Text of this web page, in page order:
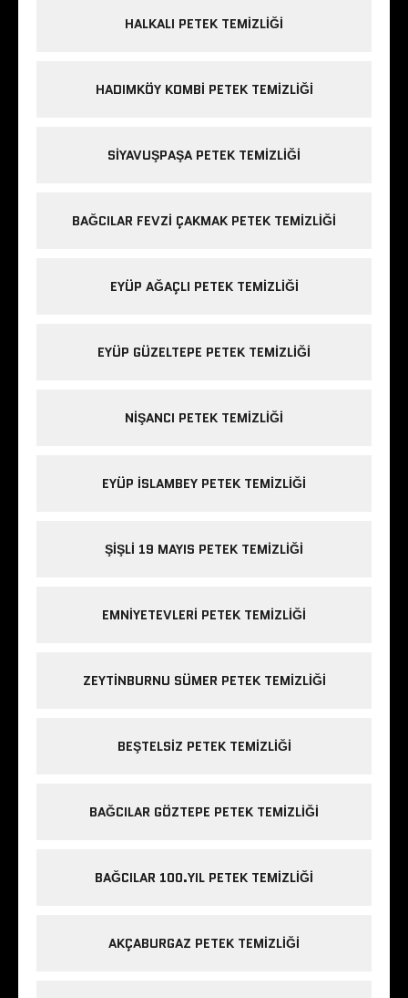
HALKALI PETEK TEMIZLIĞI
HADIMKÖY KOMBI PETEK TEMIZLIĞI
SIYAVUŞPAŞA PETEK TEMIZLIĞI
BAĞCILAR FEVZI ÇAKMAK PETEK TEMIZLIĞI
EYÜP AĞAÇLI PETEK TEMIZLIĞI
EYÜP GÜZELTEPE PETEK TEMIZLIĞI
NIŞANCI PETEK TEMIZLIĞI
EYÜP ISLAMBEY PETEK TEMIZLIĞI
ŞIŞLI 19 MAYIS PETEK TEMIZLIĞI
EMNIYETEVLERI PETEK TEMIZLIĞI
ZEYTINBURNU SÜMER PETEK TEMIZLIĞI
BEŞTELSIZ PETEK TEMIZLIĞI
BAĞCILAR GÖZTEPE PETEK TEMIZLIĞI
BAĞCILAR 100.YIL PETEK TEMIZLIĞI
AKÇABURGAZ PETEK TEMIZLIĞI